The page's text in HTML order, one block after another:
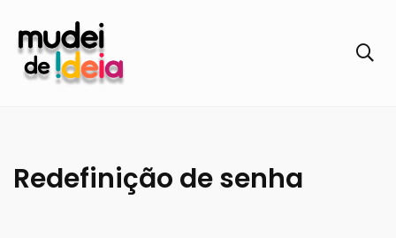
Redefinição de senha